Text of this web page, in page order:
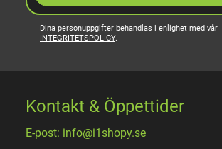
Dina personuppgifter behandlas i enlighet med vår
INTEGRITETSPOLICY.
Kontakt & Öppettider
E-post: info@i1shopy.se